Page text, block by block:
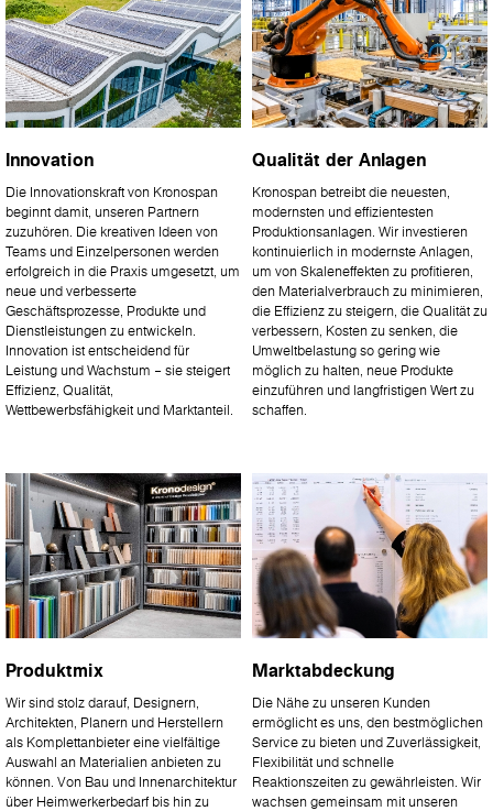
Innovation
Die Innovationskraft von Kronospan
beginnt damit, unseren Partnern
zuzuhören. Die kreativen Ideen von
Teams und Einzelpersonen werden
erfolgreich in die Praxis umgesetzt, um
neue und verbesserte
Geschäftsprozesse, Produkte und
Dienstleistungen zu entwickeln.
Innovation ist entscheidend für
Leistung und Wachstum – sie steigert
Effizienz, Qualität,
Wettbewerbsfähigkeit und Marktanteil.
Qualität der Anlagen
Kronospan betreibt die neuesten,
modernsten und effizientesten
Produktionsanlagen. Wir investieren
kontinuierlich in modernste Anlagen,
um von Skaleneffekten zu profitieren,
den Materialverbrauch zu minimieren,
die Effizienz zu steigern, die Qualität zu
verbessern, Kosten zu senken, die
Umweltbelastung so gering wie
möglich zu halten, neue Produkte
einzuführen und langfristigen Wert zu
schaffen.
Produktmix
Wir sind stolz darauf, Designern,
Architekten, Planern und Herstellern
als Komplettanbieter eine vielfältige
Auswahl an Materialien anbieten zu
können. Von Bau und Innenarchitektur
über Heimwerkerbedarf bis hin zu
Marktabdeckung
Die Nähe zu unseren Kunden
ermöglicht es uns, den bestmöglichen
Service zu bieten und Zuverlässigkeit,
Flexibilität und schnelle
Reaktionszeiten zu gewährleisten. Wir
wachsen gemeinsam mit unseren